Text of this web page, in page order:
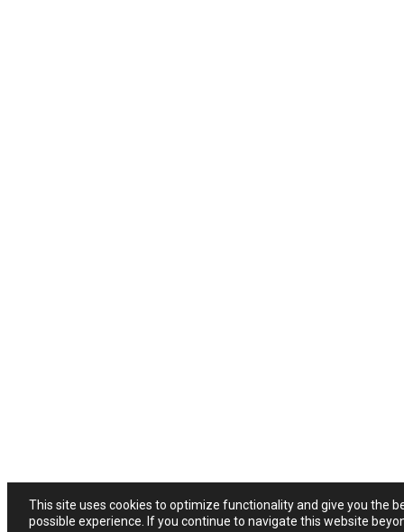
This site uses cookies to optimize functionality and give you the
possible experience. If you continue to navigate this website